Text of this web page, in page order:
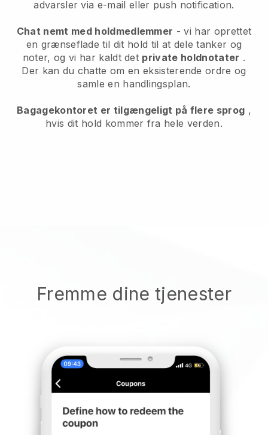
advarsler via e-mail eller push notification.
Chat nemt med holdmedlemmer - vi har oprettet
en grænseflade til dit hold til at dele tanker og
noter, og vi har kaldt det private holdnotater .
Der kan du chatte om en eksisterende ordre og
samle en handlingsplan.
Bagagekontoret er tilgængeligt på flere sprog ,
hvis dit hold kommer fra hele verden.
Fremme dine tjenester